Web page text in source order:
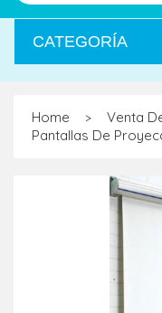
CATEGORÍA
Home > Venta
Pantallas De